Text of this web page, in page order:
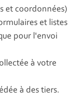
et coordonnées)
et listes
pour l'envoi
à votre
à des tiers.